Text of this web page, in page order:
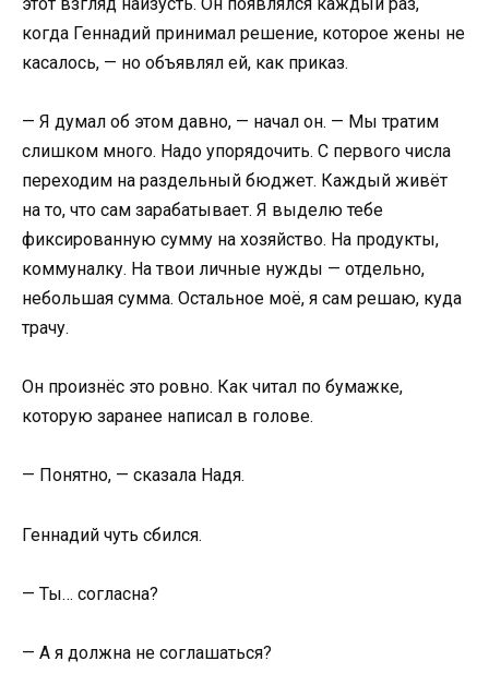
когда Геннадий принимал решение, которое жены не
касалось, — но объявлял ей, как приказ.
— Я думал об этом давно, — начал он. — Мы тратим
слишком много. Надо упорядочить. С первого числа
переходим на раздельный бюджет. Каждый живёт
на то, что сам зарабатывает. Я выделю тебе
фиксированную сумму на хозяйство. На продукты,
коммуналку. На твои личные нужды — отдельно,
небольшая сумма. Остальное моё, я сам решаю, куда
трачу.
Он произнёс это ровно. Как читал по бумажке,
которую заранее написал в голове.
— Понятно, — сказала Надя.
Геннадий чуть сбился.
— Ты… согласна?
— А я должна не соглашаться?